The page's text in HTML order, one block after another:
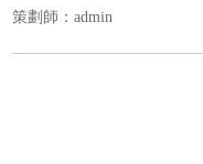
策劃師：admin